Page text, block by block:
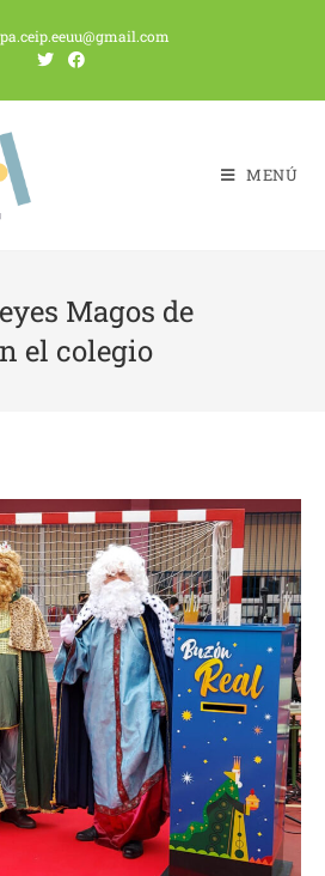
MENÚ
Magos de
el colegio